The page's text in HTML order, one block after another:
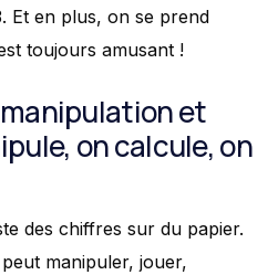
Et en plus, on se prend
toujours amusant !
et
on calcule, on
des chiffres sur du papier.
manipuler, jouer,